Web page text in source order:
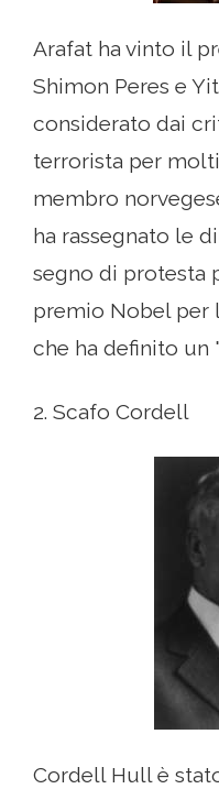
Arafat ha vinto il
Shimon Peres e
considerato dai
terrorista per molti
membro
ha rassegnato le
segno di protesta
premio Nobel per
che ha definito un
2. Scafo Cordell
Cordell Hull è